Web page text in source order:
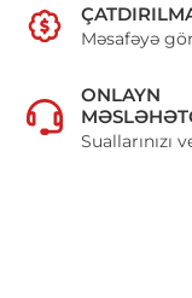
Məsafəyə
ONLAYN
Suallarınızı